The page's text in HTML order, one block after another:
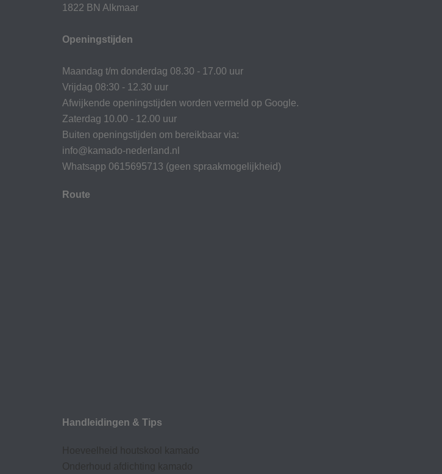
1822 BN Alkmaar
Openingstijden
Maandag t/m donderdag 08.30 - 17.00 uur
Vrijdag 08:30 - 12.30 uur
Afwijkende openingstijden worden vermeld op Google.
Zaterdag 10.00 - 12.00 uur
Buiten openingstijden om bereikbaar via:
info@kamado-nederland.nl
Whatsapp 0615695713 (geen spraakmogelijkheid)
Route
Handleidingen & Tips
Hoeveelheid houtskool kamado
Onderhoud afdic
hting kamado